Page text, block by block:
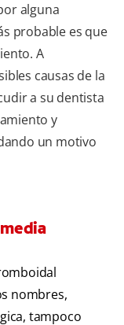
alguna
probable es que
A
causas de la
a su dentista
y
un motivo
nombres,
tampoco